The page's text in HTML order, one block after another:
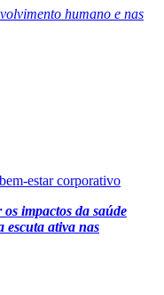
humano e nas
estar corporativo
impactos da saúde
escuta ativa nas